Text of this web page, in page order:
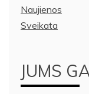
Naujienos
Sveikata
JUMS